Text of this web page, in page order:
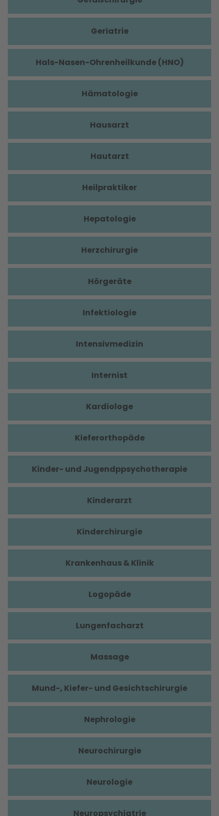
Geriatrie
Hals-Nasen-Ohrenheilkunde (HNO)
Hämatologie
Hausarzt
Hautarzt
Heilpraktiker
Hepatologie
Herzchirurgie
Hörgeräte
Infektiologie
Intensivmedizin
Internist
Kardiologe
Kieferorthopäde
Kinder- und Jugendppsychotherapie
Kinderarzt
Kinderchirurgie
Krankenhaus & Klinik
Logopäde
Lungenfacharzt
Massage
Mund-, Kiefer- und Gesichtschirurgie
Nephrologie
Neurochirurgie
Neurologie
Neuropsychiatrie